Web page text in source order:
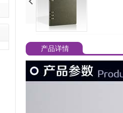
产品详情